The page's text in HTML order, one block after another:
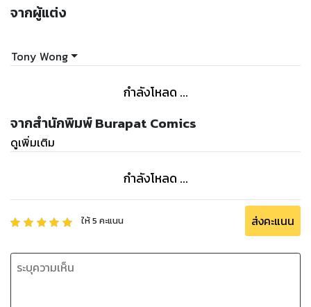
จากผู้แต่ง
Tony Wong
กำลังโหลด ...
จากสำนักพิมพ์ Burapat Comics
ดูเพิ่มเติม
กำลังโหลด ...
ให้5 คะแนน ส่งคะแนน